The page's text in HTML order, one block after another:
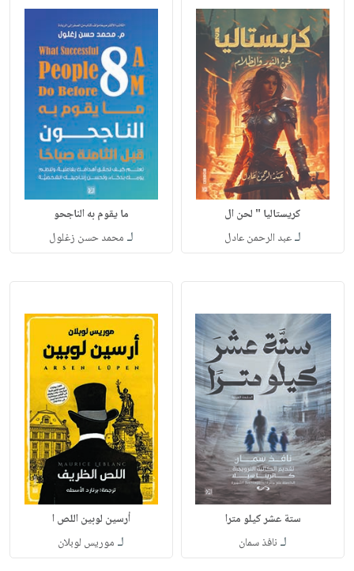
كريستاليا " لحن ال
لـعبد الرحمن عادل
ما يقوم به الناجحو
لـ محمد حسن زغلول
ستة عشر كيلو مترا
لـ نافذ سمان
أرسين لوبين اللص ا
لـ موريس لوبلان